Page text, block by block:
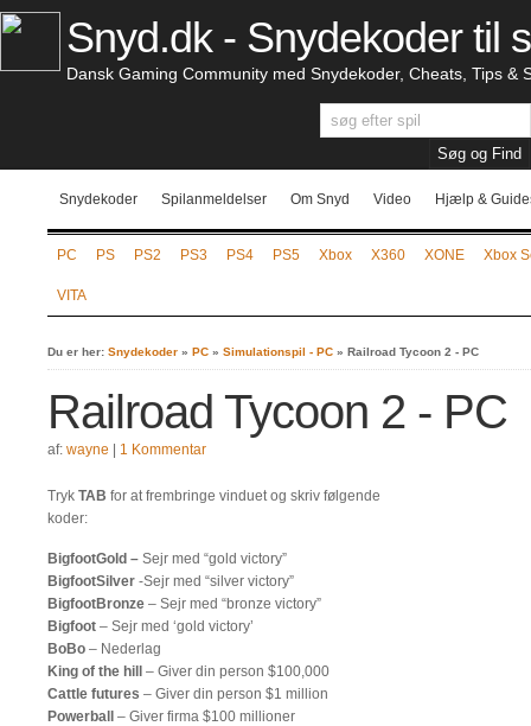
Snyd.dk - Snydekoder til
Dansk Gaming Community med Snydekoder, Cheats, Tips &
Snydekoder Spilanmeldelser Om Snyd Video Hjælp &
PC PS PS2 PS3 PS4 PS5 Xbox X360 XONE Xbox
VITA
Du er her: Snydekoder » PC » Simulationspil - PC » Railroad Tycoon 2 - PC
Railroad Tycoon 2 - PC
af: wayne 1 Kommentar
Tryk TAB for at frembringe vinduet og skriv følgende
koder:
BigfootGold – Sejr med “gold victory”
BigfootSilver -Sejr med “silver victory”
BigfootBronze – Sejr med “bronze victory”
Bigfoot – Sejr med ‘gold victory’
BoBo – Nederlag
King of the hill
– Giver din person $100,000
Cattle futures – Giver din person $1 million
Powerball
– Giver firma $100 millioner